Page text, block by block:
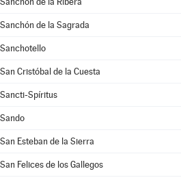
Sanchón de la Sagrada
Sanchotello
San Cristóbal de la Cuesta
Sancti-Spíritus
Sando
San Esteban de la Sierra
San Felices de los Gallegos